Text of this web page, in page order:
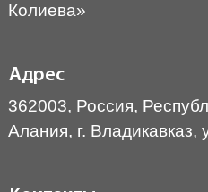
Колиева»
Адрес
362003, Россия,
Алания, г.